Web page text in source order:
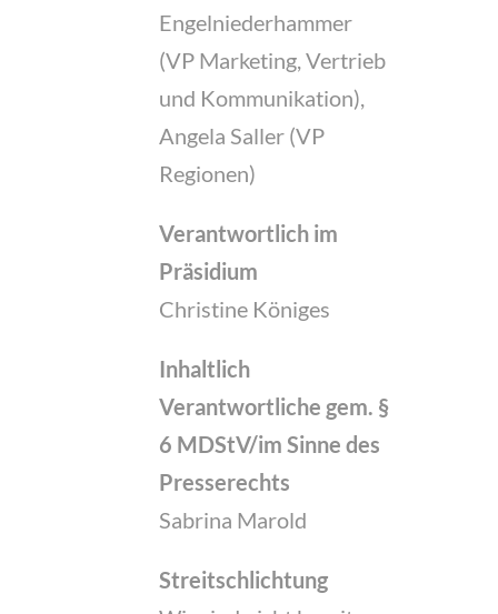
Engelniederhammer
(VP Marketing, Vertrieb
und Kommunikation),
Angela Saller (VP
Regionen)
Verantwortlich im
Präsidium
Christine Königes
Inhaltlich
Verantwortliche gem. §
6 MDStV/im Sinne des
Presserechts
Sabrina Marold
Streitschlichtung